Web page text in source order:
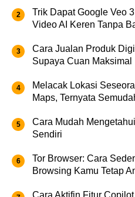
Trik Dapat Google Veo
Video AI Keren Tanpa
Cara Jualan Produk
Supaya Cuan Maksimal
Melacak Lokasi
Maps, Ternyata
Cara Mudah
Sendiri
Tor Browser: Cara
Browsing Kamu Tetap